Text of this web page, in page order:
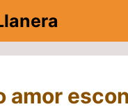
amor